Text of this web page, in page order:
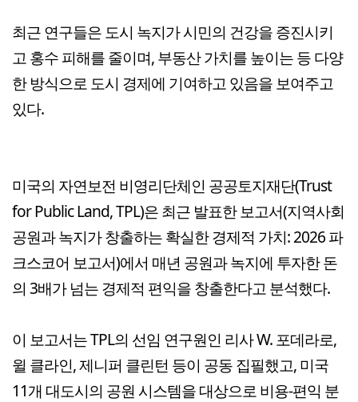
최근 연구들은 도시 녹지가 시민의 건강을 증진시키
고 홍수 피해를 줄이며, 부동산 가치를 높이는 등 다양
한 방식으로 도시 경제에 기여하고 있음을 보여주고
있다.
미국의 자연보전 비영리단체인 공공토지재단(Trust
for Public Land, TPL)은 최근 발표한 보고서(지역사회
공원과 녹지가 창출하는 확실한 경제적 가치: 2026 파
크스코어 보고서)에서 매년 공원과 녹지에 투자한 돈
의 3배가 넘는 경제적 편익을 창출한다고 분석했다.
이 보고서는 TPL의 선임 연구원인 리사 W. 포데라로,
윌 클라인, 제니퍼 클린턴 등이 공동 집필했고, 미국
11개 대도시의 공원 시스템을 대상으로 비용-편익 분